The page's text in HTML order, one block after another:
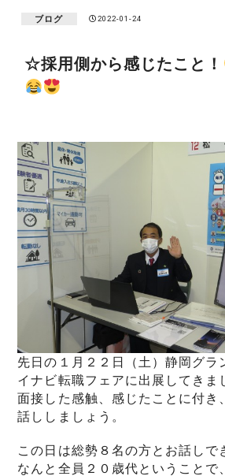
ブログ 2022-01-24
☆採用側から感じたこと！
先日の１月２２日（土）静岡グラ
イナビ転職フェアに出展してきま
面接した感触、感じたことに付き
話ししましょう。
この日は総勢８名の方とお話しで
なんと全員２０歳代ということで